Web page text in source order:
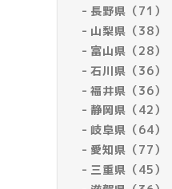
長野県（71）
山梨県（38）
富山県（28）
石川県（36）
福井県（36）
静岡県（42）
岐阜県（64）
愛知県（77）
三重県（45）